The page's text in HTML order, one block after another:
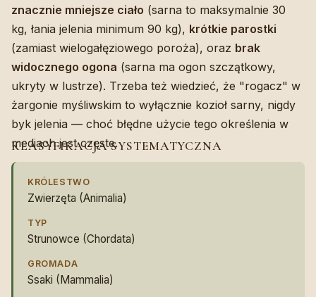
znacznie mniejsze ciało (sarna to maksymalnie 30
kg, łania jelenia minimum 90 kg), krótkie parostki
(zamiast wielogałęziowego poroża), oraz brak
widocznego ogona (sarna ma ogon szczątkowy,
ukryty w lustrze). Trzeba też wiedzieć, że "rogacz" w
żargonie myśliwskim to wyłącznie kozioł sarny, nigdy
byk jelenia — choć błędne użycie tego określenia w
mediach jest częste.
KLASYFIKACJA SYSTEMATYCZNA
KRÓLESTWO
Zwierzęta (Animalia)
TYP
Strunowce (Chordata)
GROMADA
Ssaki (Mammalia)